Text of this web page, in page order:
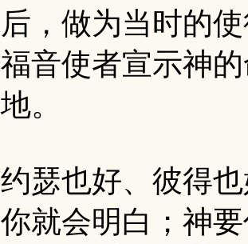
，做为当时的
音使者宣示神
。
瑟也好、彼得
就会明白；神